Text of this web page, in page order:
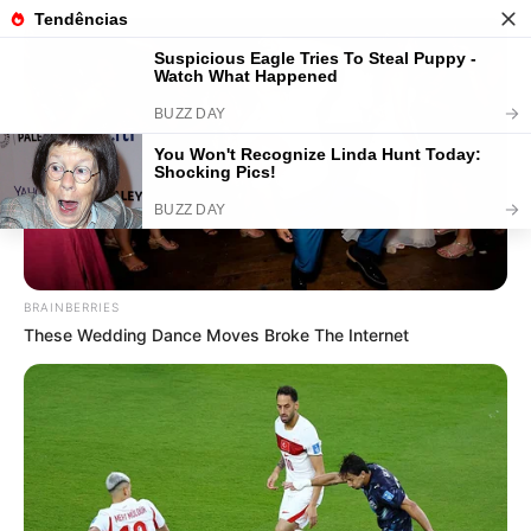
18 Ideias de Instrumentos
Musicais Reciclados para Brincar
BRAINBERRIES
These Wedding Dance Moves Broke The Internet